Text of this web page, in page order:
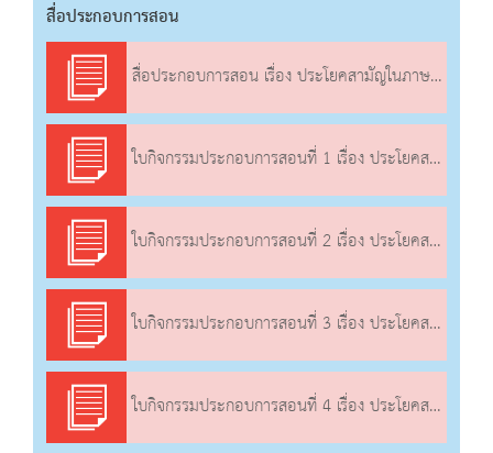
สื่อประกอบการสอน
สื่อประกอบการสอน เรื่อง ประโยคสามัญในภาษาไทย
ใบกิจกรรมประกอบการสอนที่ 1 เรื่อง ประโยคสามัญในภาษาไทย
ใบกิจกรรมประกอบการสอนที่ 2 เรื่อง ประโยคสามัญในภาษาไทย
ใบกิจกรรมประกอบการสอนที่ 3 เรื่อง ประโยคสามัญในภาษาไทย
ใบกิจกรรมประกอบการสอนที่ 4 เรื่อง ประโยคสามัญในภาษาไทย